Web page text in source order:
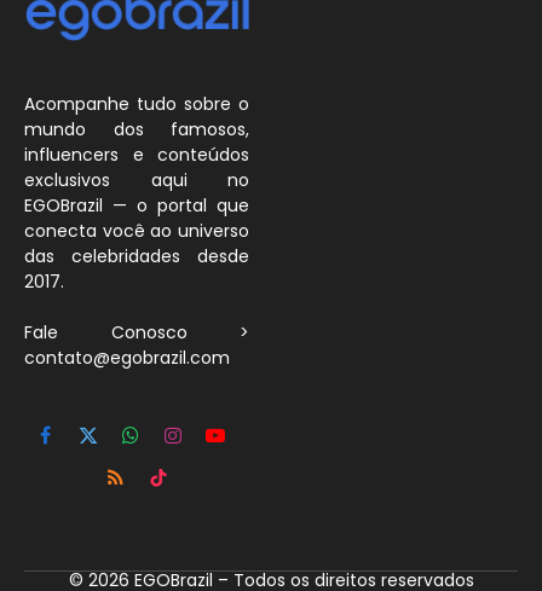
Acompanhe tudo sobre o
mundo dos famosos,
influencers e conteúdos
exclusivos aqui no
EGOBrazil — o portal que
conecta você ao universo
das celebridades desde
2017.
Fale Conosco >
contato@egobrazil.com
Facebook
X
(Twitter)
WhatsApp
InstagramYouTube
RSS
TikTok
© 2026 EGOBrazil – Todos os direitos reservados